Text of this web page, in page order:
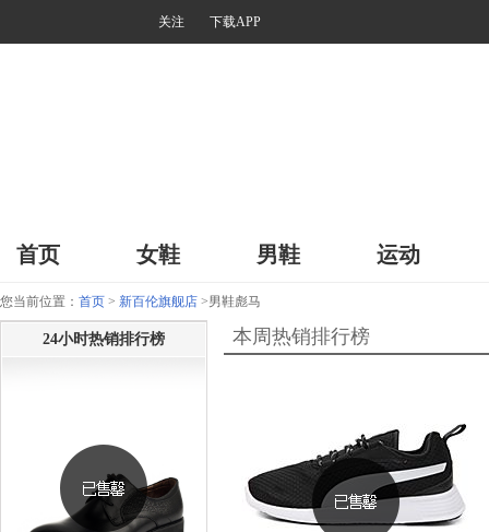
关注 下载APP
首页 女鞋 男鞋 运动
您当前位置： 首页 > 新百伦旗舰店 >男鞋彪马
24小时热销排行榜 本周热销排行榜